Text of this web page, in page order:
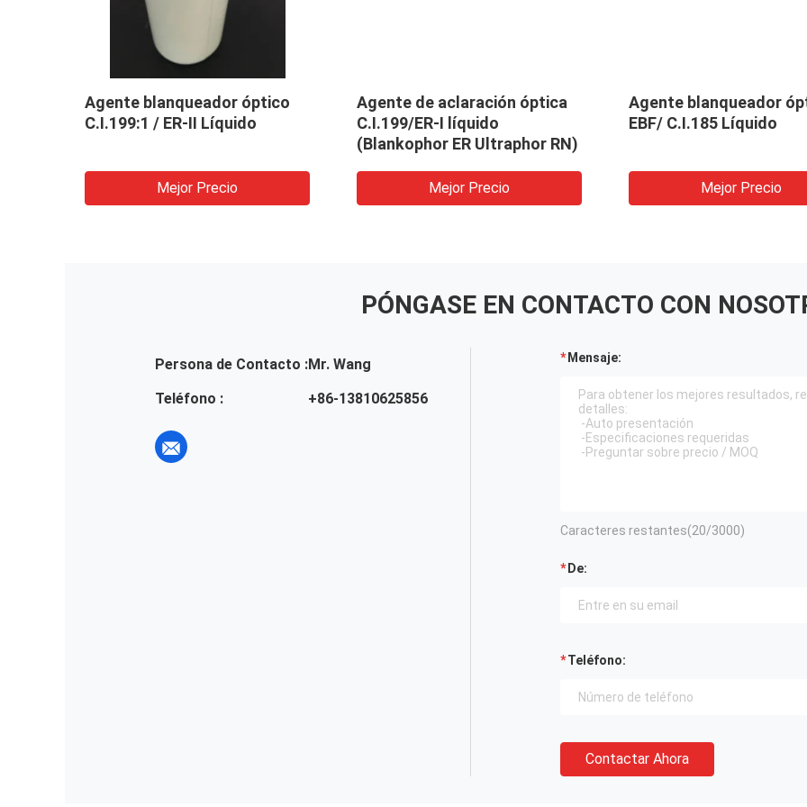
Agente blanqueador óptico
C.I.199:1 / ER-II Líquido
Mejor Precio
Agente de aclaración óptica
C.I.199/ER-I líquido
(Blankophor ER Ultraphor RN)
Mejor Precio
Agente blanqueador
EBF/ C.I.185 Líquido
Mejor Precio
PÓNGASE EN CONTACTO CON
Persona de Contacto :Mr. Wang
Teléfono :
+86-13810625856
Mensaje:
Caracteres restantes(20/3000)
De:
Teléfono:
Contactar Ahora